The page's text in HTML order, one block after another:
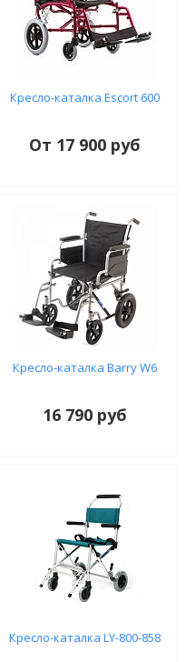
Кресло-каталка Escort 600
От 17 900 руб
Кресло-каталка Barry W6
16 790 руб
Кресло-каталка LY-800-858